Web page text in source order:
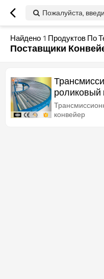
Пожалуйста,
Найдено 1 Продуктов По
Поставщики
роликовый
конвейер